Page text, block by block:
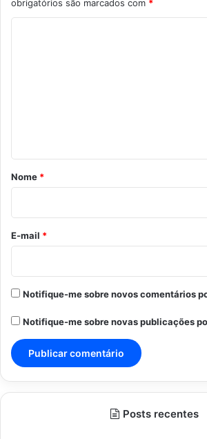
obrigatórios são marcados com *
r
o
*
Nome *
E-mail *
Notifique-me sobre novos comentários
Notifique-me sobre novas publicações
Posts recentes